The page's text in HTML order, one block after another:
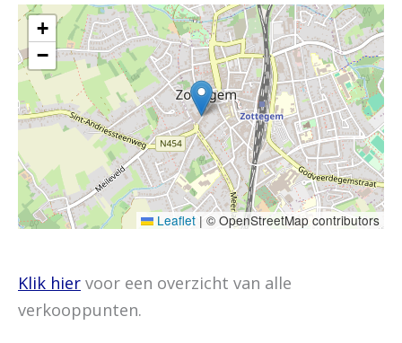
+
−
Leaflet | © OpenStreetMap contributors
Klik hier voor een overzicht van alle
verkooppunten.